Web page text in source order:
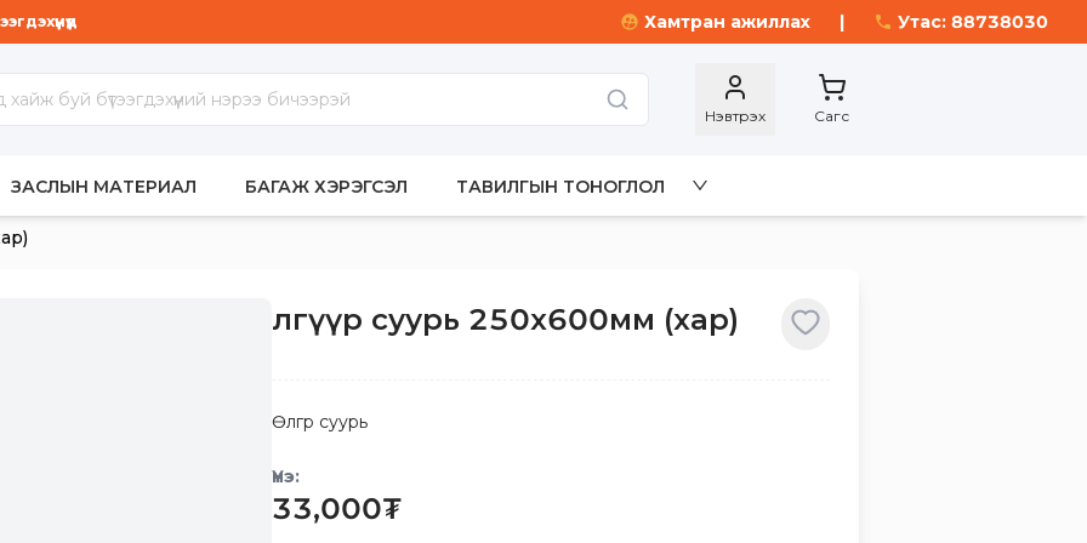
Хамтран ажиллах | Утас: 88738030
Нэвтрэх Сагс
ЗАСЛЫН МАТЕРИАЛ БАГАЖ ХЭРЭГСЭЛ ТАВИЛГЫН ТОНОГЛОЛ
Өлгүүр суурь 250х600мм (хар)
Өлгүүр суурь
Үнэ:
33,000₮